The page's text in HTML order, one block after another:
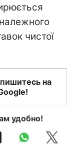
чистої
на
удобно!